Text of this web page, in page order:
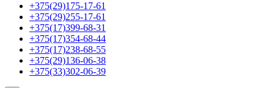
+375(29)175-17-61
+375(29)255-17-61
+375(17)399-68-31
+375(17)354-68-44
+375(17)238-68-55
+375(29)136-06-38
+375(33)302-06-39